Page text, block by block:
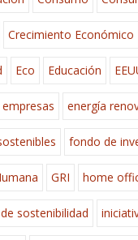
Crecimiento Económico
Eco Educación
empresas energía
fondo de
GRI home
sostenibilidad